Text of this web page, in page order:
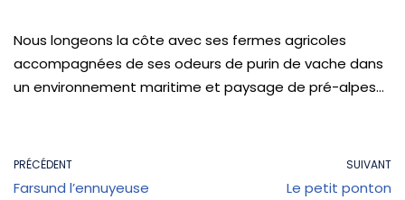
Nous longeons la côte avec ses fermes agricoles
accompagnées de ses odeurs de purin de vache dans
un environnement maritime et paysage de pré-alpes…
PRÉCÉDENT
Farsund l’ennuyeuse
SUIVANT
Le petit ponton